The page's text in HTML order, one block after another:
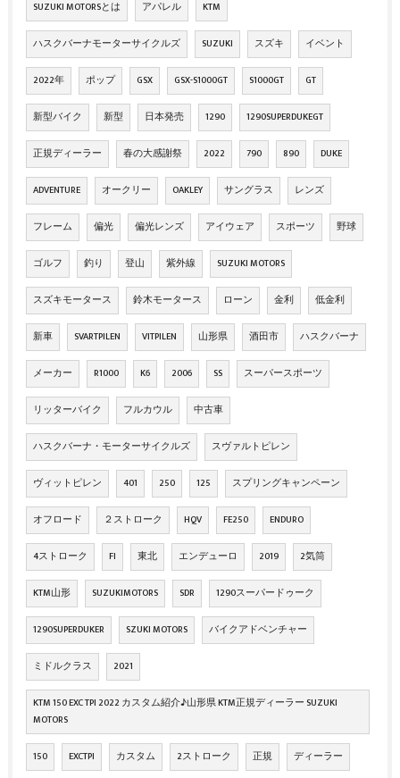
SUZUKI MOTORSとは アパレル KTM
ハスクバーナモーターサイクルズ SUZUKI スズキ イベント
2022年 ポップ GSX GSX-S1000GT S1000GT GT
新型バイク 新型 日本発売 1290 1290SUPERDUKEGT
正規ディーラー 春の大感謝祭 2022 790 890 DUKE
ADVENTURE オークリー OAKLEY サングラス レンズ
フレーム 偏光 偏光レンズ アイウェア スポーツ 野球
ゴルフ 釣り 登山 紫外線 SUZUKI MOTORS
スズキモータース 鈴木モータース ローン 金利 低金利
新車 SVARTPILEN VITPILEN 山形県 酒田市 ハスクバーナ
メーカー R1000 K6 2006 SS スーパースポーツ
リッターバイク フルカウル 中古車
ハスクバーナ・モーターサイクルズ スヴァルトピレン
ヴィットピレン 401 250 125 スプリングキャンペーン
オフロード ２ストローク HQV FE250 ENDURO
4ストローク FI 東北 エンデューロ 2019 2気筒
KTM山形 SUZUKIMOTORS SDR 1290スーパードゥーク
1290SUPERDUKER SZUKI MOTORS バイクアドベンチャー
ミドルクラス 2021
KTM 150 EXC TPI 2022 カスタム紹介♪山形県 KTM正規ディーラー SUZUKI
MOTORS
150 EXCTPI カスタム 2ストローク 正規 ディーラー